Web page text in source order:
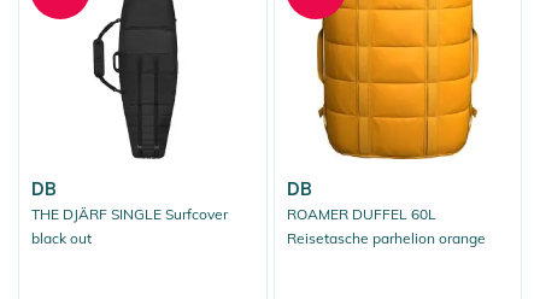
DB
THE DJÄRF SINGLE Surfcover
black out
DB
ROAMER DUFFEL 60L
Reisetasche parhelion orange